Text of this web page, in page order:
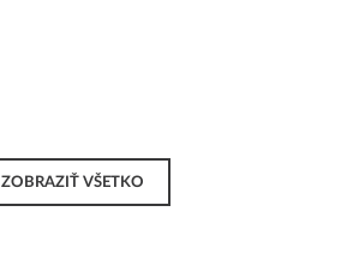
ZOBRAZIŤ VŠETKO